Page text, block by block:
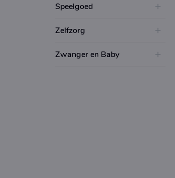
Speelgoed
Zelfzorg
Zwanger en Baby